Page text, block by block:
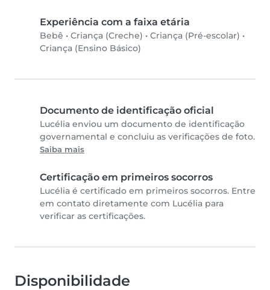
Experiência com a faixa etária
Bebê • Criança (Creche) • Criança (Pré-escolar) •
Criança (Ensino Básico)
Documento de identificação oficial
Lucélia enviou um documento de identificação
governamental e concluiu as verificações de foto.
Saiba mais
Certificação em primeiros socorros
Lucélia é certificado em primeiros socorros. Entre
em contato diretamente com Lucélia para
verificar as certificações.
Disponibilidade